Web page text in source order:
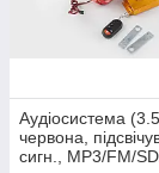
Аудіосистема (3.5,
червона,
сигн., МР3/FM/